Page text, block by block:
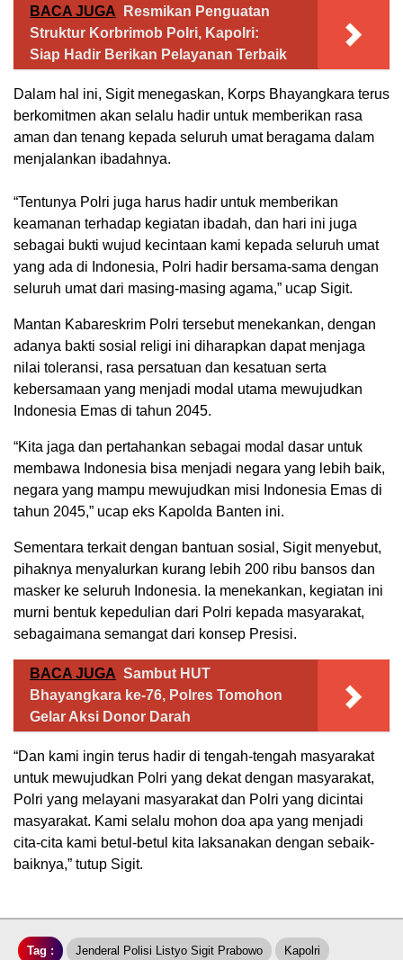
BACA JUGA
Resmikan Penguatan
Struktur Korbrimob Polri, Kapolri:
Siap Hadir Berikan Pelayanan Terbaik
Dalam hal ini, Sigit menegaskan, Korps Bhayangkara terus
berkomitmen akan selalu hadir untuk memberikan rasa
aman dan tenang kepada seluruh umat beragama dalam
menjalankan ibadahnya.
“Tentunya Polri juga harus hadir untuk memberikan
keamanan terhadap kegiatan ibadah, dan hari ini juga
sebagai bukti wujud kecintaan kami kepada seluruh umat
yang ada di Indonesia, Polri hadir bersama-sama dengan
seluruh umat dari masing-masing agama,” ucap Sigit.
Mantan Kabareskrim Polri tersebut menekankan, dengan
adanya bakti sosial religi ini diharapkan dapat menjaga
nilai toleransi, rasa persatuan dan kesatuan serta
kebersamaan yang menjadi modal utama mewujudkan
Indonesia Emas di tahun 2045.
“Kita jaga dan pertahankan sebagai modal dasar untuk
membawa Indonesia bisa menjadi negara yang lebih baik,
negara yang mampu mewujudkan misi Indonesia Emas di
tahun 2045,” ucap eks Kapolda Banten ini.
Sementara terkait dengan bantuan sosial, Sigit menyebut,
pihaknya menyalurkan kurang lebih 200 ribu bansos dan
masker ke seluruh Indonesia. Ia menekankan, kegiatan ini
murni bentuk kepedulian dari Polri kepada masyarakat,
sebagaimana semangat dari konsep Presisi.
BACA JUGA Sambut HUT
Bhayangkara ke-76, Polres Tomohon
Gelar Aksi Donor Darah
“Dan kami ingin terus hadir di tengah-tengah masyarakat
untuk mewujudkan Polri yang dekat dengan masyarakat,
Polri yang melayani masyarakat dan Polri yang dicintai
masyarakat. Kami selalu mohon doa apa yang menjadi
cita-cita kami betul-betul kita laksanakan dengan sebaik-
baiknya,” tutup Sigit.
Tag : Jenderal Polisi Listyo Sigit Prabowo Kapolri